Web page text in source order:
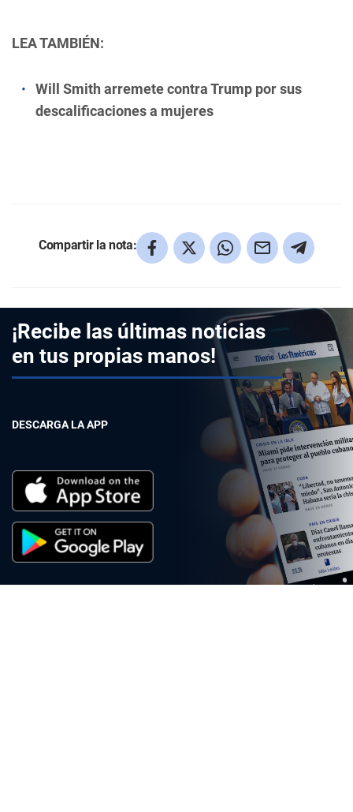
LEA TAMBIÉN:
Will Smith arremete contra Trump por sus
descalificaciones a mujeres
Compartir la nota:
¡Recibe las últimas noticias
en tus propias manos!
DESCARGA LA APP